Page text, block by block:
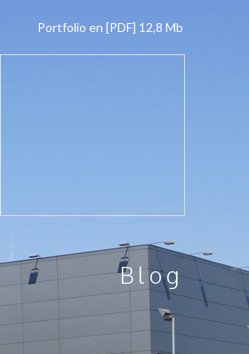
Portfolio en [PDF] 12,8 Mb
Blog